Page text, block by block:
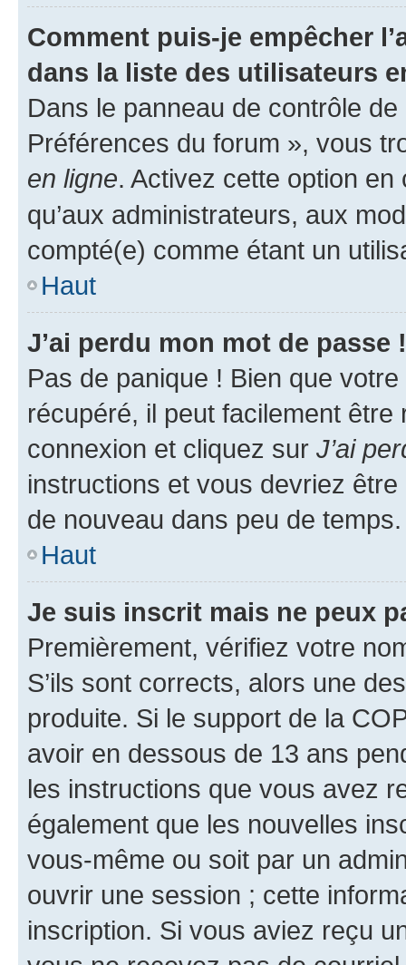
Comment puis-je empêcher
dans la liste des utilisateurs
Dans le panneau de contrôle
Préférences du forum », vous
en ligne. Activez cette option
qu’aux administrateurs, aux
compté(e) comme étant un
Haut
J’ai perdu mon mot de passe !
Pas de panique ! Bien que
récupéré, il peut facilement
connexion et cliquez sur J’ai
instructions et vous devriez
de nouveau dans peu de temps.
Haut
Je suis inscrit mais ne peux
Premièrement, vérifiez votre
S’ils sont corrects, alors une
produite. Si le support de la
avoir en dessous de 13 ans
les instructions que vous avez
également que les nouvelles
vous-même ou soit par un
ouvrir une session ; cette
inscription. Si vous aviez reçu